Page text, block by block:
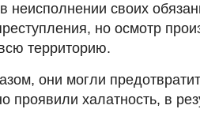
неисполнении своих
но осмотр
территорию.
они могли
проявили халатность, в